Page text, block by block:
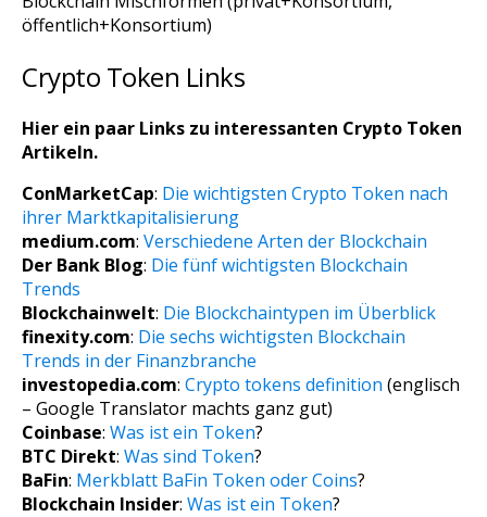
öffentlich+Konsortium)
Crypto Token Links
Hier ein paar Links zu interessanten Crypto Token
Artikeln.
ConMarketCap: Die wichtigsten Crypto Token nach
ihrer Marktkapitalisierung
medium.com: Verschiedene Arten der Blockchain
Der Bank Blog: Die fünf wichtigsten Blockchain
Trends
Blockchainwelt: Die Blockchaintypen im Überblick
finexity.com: Die sechs wichtigsten Blockchain
Trends in der Finanzbranche
investopedia.com: Crypto tokens definition (englisch
– Google Translator machts ganz gut)
Coinbase: Was ist ein Token?
BTC Direkt: Was sind Token?
BaFin: Merkblatt BaFin Token oder Coins?
Blockchain Insider: Was ist ein Token?